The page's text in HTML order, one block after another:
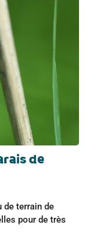
de
de terrain de
pour de très